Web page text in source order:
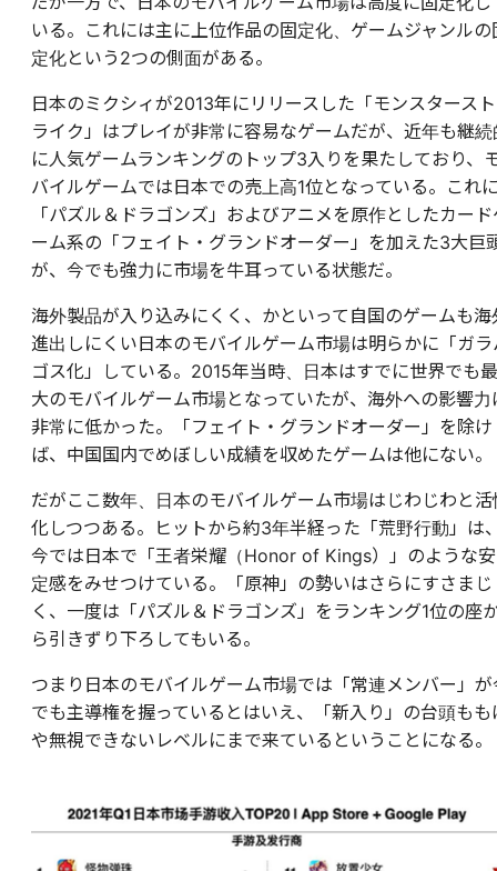
いる。これには主に上位作品の固定化、ゲームジャンルの
定化という2つの側面がある。
日本のミクシィが2013年にリリースした「モンスタースト
ライク」はプレイが非常に容易なゲームだが、近年も継続
に人気ゲームランキングのトップ3入りを果たしており、
バイルゲームでは日本での売上高1位となっている。これ
「パズル＆ドラゴンズ」およびアニメを原作としたカード
ーム系の「フェイト・グランドオーダー」を加えた3大巨
が、今でも強力に市場を牛耳っている状態だ。
海外製品が入り込みにくく、かといって自国のゲームも海
進出しにくい日本のモバイルゲーム市場は明らかに「ガラ
ゴス化」している。2015年当時、日本はすでに世界でも最
大のモバイルゲーム市場となっていたが、海外への影響力
非常に低かった。「フェイト・グランドオーダー」を除け
ば、中国国内でめぼしい成績を収めたゲームは他にない。
だがここ数年、日本のモバイルゲーム市場はじわじわと活
化しつつある。ヒットから約3年半経った「荒野行動」は
今では日本で「王者栄耀（Honor of Kings）」のような安
定感をみせつけている。「原神」の勢いはさらにすさまじ
く、一度は「パズル＆ドラゴンズ」をランキング1位の座
ら引きずり下ろしてもいる。
つまり日本のモバイルゲーム市場では「常連メンバー」が
でも主導権を握っているとはいえ、「新入り」の台頭もも
や無視できないレベルにまで来ているということになる。